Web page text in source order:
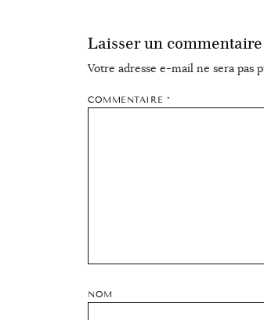
Laisser un commentaire
Votre adresse e-mail ne sera pas
COMMENTAIRE *
NOM